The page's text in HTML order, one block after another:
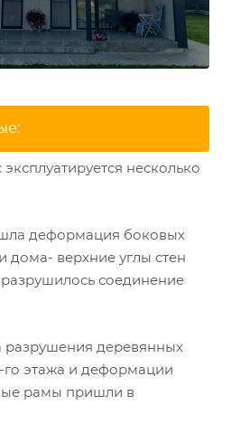
несколько
деформация боковых
дома- верхние углы стен
соединение
деревянных
го этажа и деформации
рамы пришли в